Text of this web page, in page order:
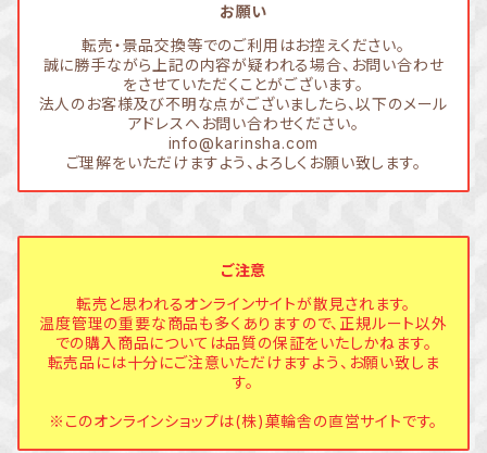
お願い
転売・景品交換等でのご利用はお控えください。
誠に勝手ながら上記の内容が疑われる場合、お問い合わせ
をさせていただくことがございます。
法人のお客様及び不明な点がございましたら、以下のメール
アドレスへお問い合わせください。
info@karinsha.com
ご理解をいただけますよう、よろしくお願い致します。
ご注意
転売と思われるオンラインサイトが散見されます。
温度管理の重要な商品も多くありますので、正規ルート以外
での購入商品については品質の保証をいたしかねます。
転売品には十分にご注意いただけますよう、お願い致しま
す。
※このオンラインショップは(株)菓輪舎の直営サイトです。